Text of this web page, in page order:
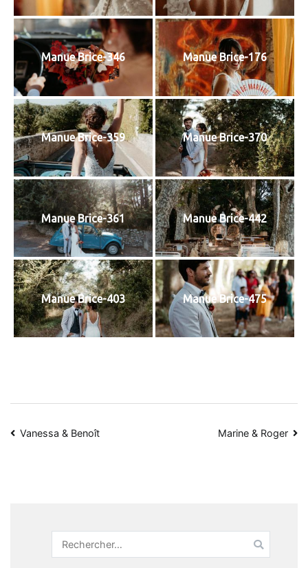
Manue Brice-346 Manue Brice-176
Manue Brice-359 Manue Brice-370
Manue Brice-361 Manue Brice-442
Manue Brice-403 Manue Brice-475
Vanessa & Benoît Marine & Roger